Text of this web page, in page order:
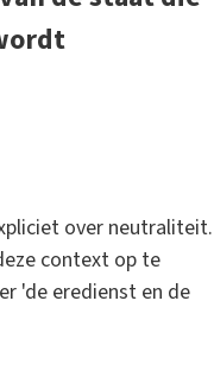
over neutraliteit.
context op te
'de eredienst en de